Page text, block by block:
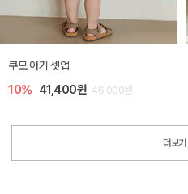
쿠모 아기 셋업
10% 41,400원 46,000원
더보기